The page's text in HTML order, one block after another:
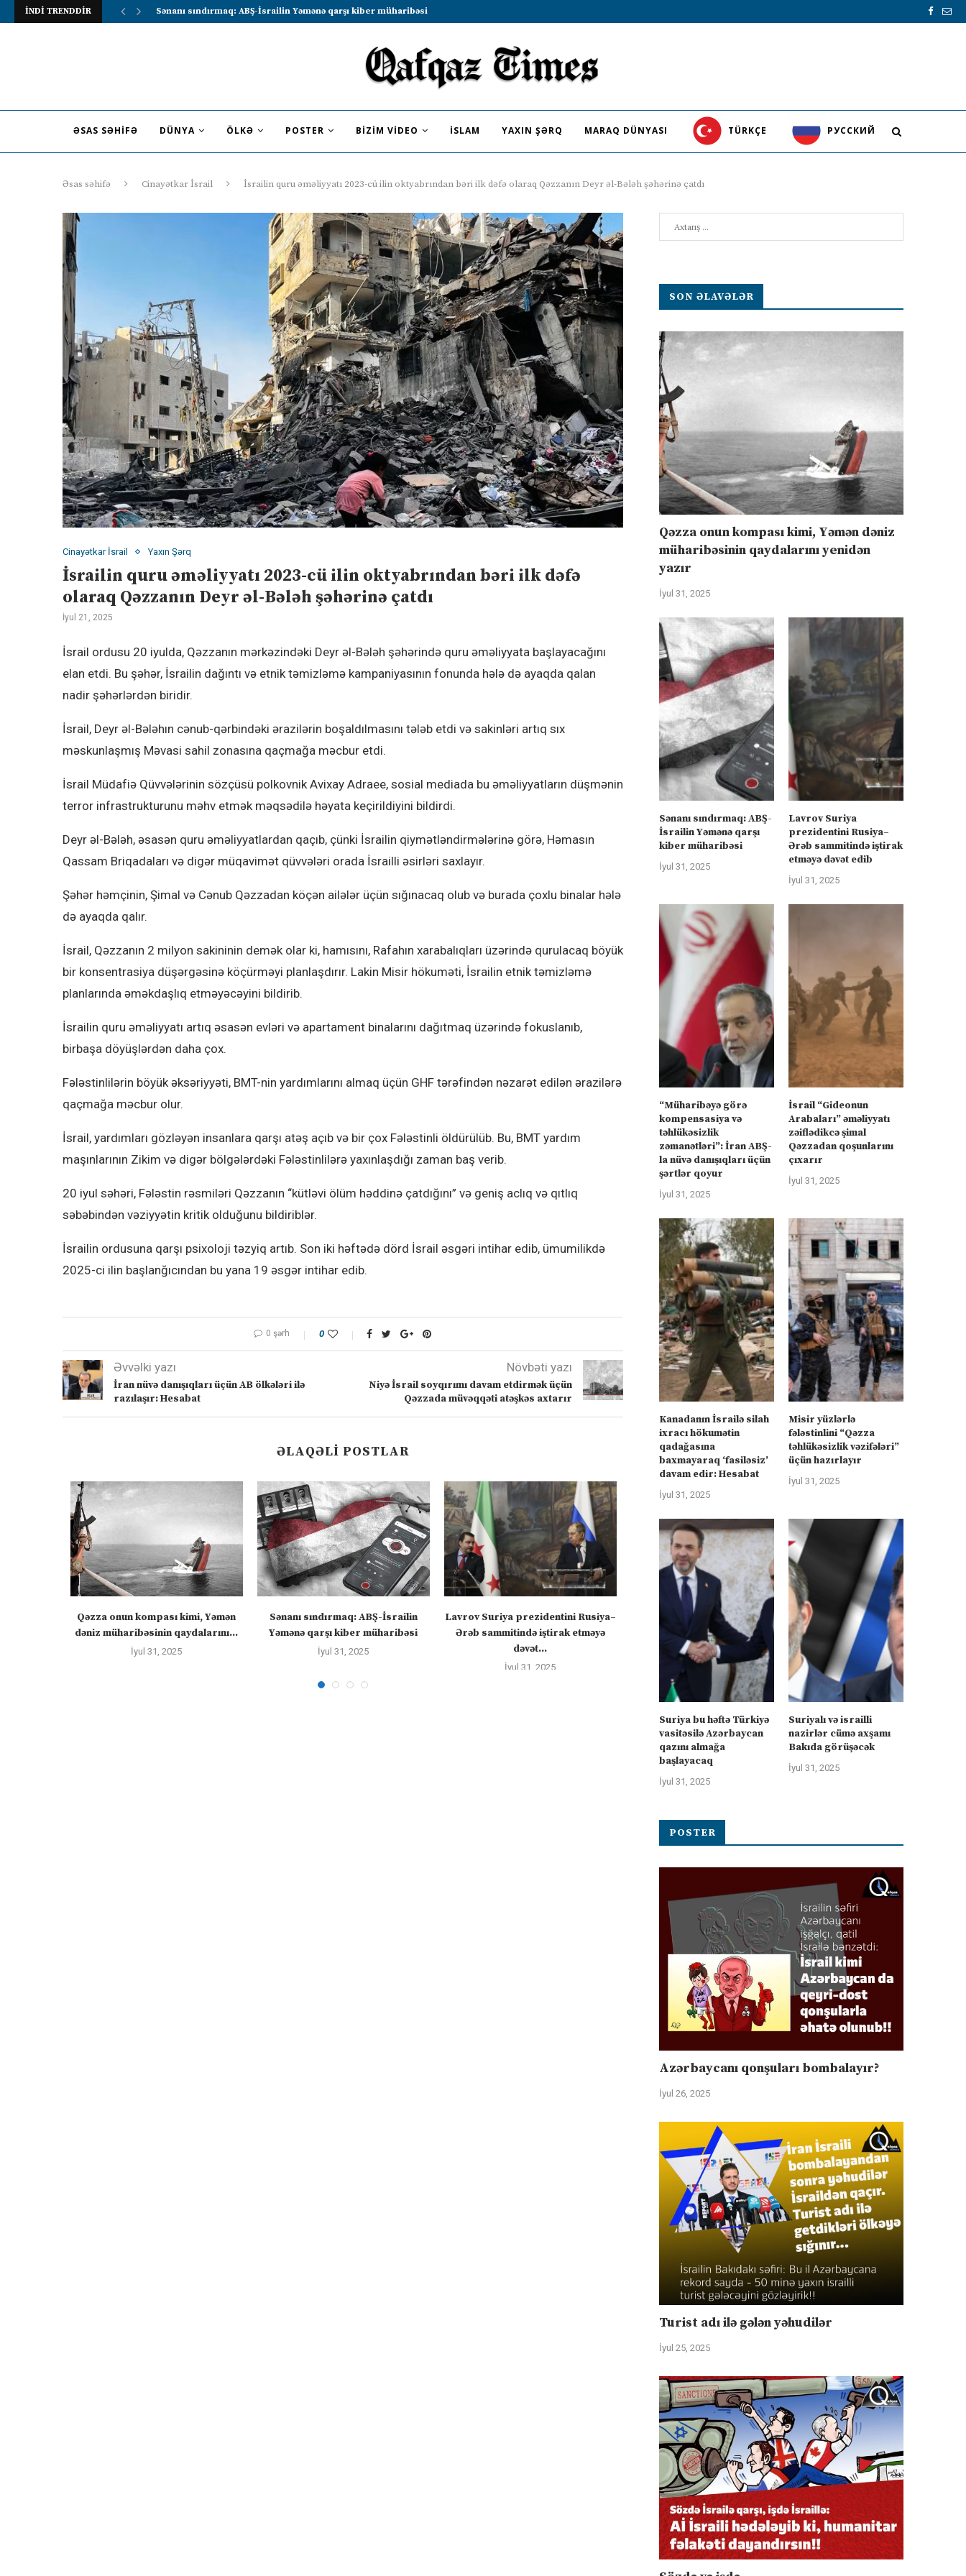
İNDİ TRENDDİR Lavrov Suriya prezidentini Rusiya–Ərəb sammitində iştirak etməyə dəvət...
ƏSAS SƏHIFƏ DÜNYA ÖLKƏ POSTER BIZIM VIDEO İSLAM YAXIN ŞƏRQ MARAQ DÜNYASI TÜRKÇE PУССКИЙ
Əsas səhifə Cinayətkar İsrail İsrailin quru əməliyyatı 2023-cü ilin oktyabrından bəri ilk dəfə olaraq Qəzzanın Deyr əl-Bələh şəhərinə çatdı
Cinayətkar İsrail Yaxın Şərq
İsrailin quru əməliyyatı 2023-cü ilin oktyabrından bəri ilk dəfə
olaraq Qəzzanın Deyr əl-Bələh şəhərinə çatdı
İyul 21, 2025
İsrail ordusu 20 iyulda, Qəzzanın mərkəzindəki Deyr əl-Bələh şəhərində quru əməliyyata başlayacağını
elan etdi. Bu şəhər, İsrailin dağıntı və etnik təmizləmə kampaniyasının fonunda hələ də ayaqda qalan
nadir şəhərlərdən biridir.
İsrail, Deyr əl-Bələhın cənub-qərbindəki ərazilərin boşaldılmasını tələb etdi və sakinləri artıq sıx
məskunlaşmış Məvasi sahil zonasına qaçmağa məcbur etdi.
İsrail Müdafiə Qüvvələrinin sözçüsü polkovnik Avixay Adraee, sosial mediada bu əməliyyatların düşmənin
terror infrastrukturunu məhv etmək məqsədilə həyata keçirildiyini bildirdi.
Deyr əl-Bələh, əsasən quru əməliyyatlardan qaçıb, çünki İsrailin qiymətləndirmələrinə görə, Həmasın
Qassam Briqadaları və digər müqavimət qüvvələri orada İsrailli əsirləri saxlayır.
Şəhər həmçinin, Şimal və Cənub Qəzzadan köçən ailələr üçün sığınacaq olub və burada çoxlu binalar hələ
də ayaqda qalır.
İsrail, Qəzzanın 2 milyon sakininin demək olar ki, hamısını, Rafahın xarabalıqları üzərində qurulacaq böyük
bir konsentrasiya düşərgəsinə köçürməyi planlaşdırır. Lakin Misir hökuməti, İsrailin etnik təmizləmə
planlarında əməkdaşlıq etməyəcəyini bildirib.
İsrailin quru əməliyyatı artıq əsasən evləri və apartament binalarını dağıtmaq üzərində fokuslanıb,
birbaşa döyüşlərdən daha çox.
Fələstinlilərin böyük əksəriyyəti, BMT-nin yardımlarını almaq üçün GHF tərəfindən nəzarət edilən ərazilərə
qaçmağa məcbur olur.
İsrail, yardımları gözləyən insanlara qarşı atəş açıb və bir çox Fələstinli öldürülüb. Bu, BMT yardım
maşınlarının Zikim və digər bölgələrdəki Fələstinlilərə yaxınlaşdığı zaman baş verib.
20 iyul səhəri, Fələstin rəsmiləri Qəzzanın “kütləvi ölüm həddinə çatdığını” və geniş aclıq və qıtlıq
səbəbindən vəziyyətin kritik olduğunu bildiriblər.
İsrailin ordusuna qarşı psixoloji təzyiq artıb. Son iki həftədə dörd İsrail əsgəri intihar edib, ümumilikdə
2025-ci ilin başlanğıcından bu yana 19 əsgər intihar edib.
0 şərh 0
Əvvəlki yazı
İran nüvə danışıqları üçün AB ölkələri ilə
razılaşır: Hesabat
Növbəti yazı
Niyə İsrail soyqırımı davam etdirmək üçün
Qəzzada müvəqqəti atəşkəs axtarır
ƏLAQƏLI POSTLAR
Qəzza onun kompası kimi, Yəmən
dəniz müharibəsinin qaydalarını...
İyul 31, 2025
Sənanı sındırmaq: ABŞ-İsrailin
Yəmənə qarşı kiber müharibəsi
İyul 31, 2025
Lavrov Suriya prezidentini Rusiya–
Ərəb sammitində iştirak etməyə
dəvət...
İyul 31, 2025
“Müharibəyə görə kompensasiya və
təhlükəsizlik zəmanətləri”: İran
ABŞ-la...
İyul 31, 2025
İsrail “Gideonun
əməliyyatı zəiflədikcə
Qəzzadan qoşunlarını...
İyul 31, 2025
SON ƏLAVƏLƏR
Qəzza onun kompası kimi, Yəmən dəniz
müharibəsinin qaydalarını yenidən
yazır
İyul 31, 2025
Sənanı sındırmaq: ABŞ-
İsrailin Yəmənə qarşı
kiber müharibəsi
İyul 31, 2025
Lavrov Suriya
prezidentini Rusiya–
Ərəb sammitində iştirak
etməyə dəvət edib
İyul 31, 2025
“Müharibəyə görə
kompensasiya və
təhlükəsizlik
zəmanətləri”: İran ABŞ-
la nüvə danışıqları üçün
şərtlər qoyur
İyul 31, 2025
İsrail “Gideonun
Arabaları” əməliyyatı
zəiflədikcə şimal
Qəzzadan qoşunlarını
çıxarır
İyul 31, 2025
Kanadanın İsrailə silah
ixracı hökumətin
qadağasına
baxmayaraq ‘fasiləsiz’
davam edir: Hesabat
İyul 31, 2025
Misir yüzlərlə
fələstinlini “Qəzza
təhlükəsizlik vəzifələri”
üçün hazırlayır
İyul 31, 2025
Suriya bu həftə Türkiyə
vasitəsilə Azərbaycan
qazını almağa
başlayacaq
İyul 31, 2025
Suriyalı və israilli
nazirlər cümə axşamı
Bakıda görüşəcək
İyul 31, 2025
POSTER
Azərbaycanı qonşuları bombalayır?
İyul 26, 2025
Turist adı ilə gələn yəhudilər
İyul 25, 2025